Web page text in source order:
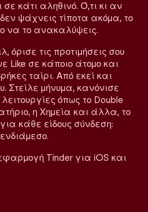
κάτι αληθινό. Ό,τι κι αν
ψάχνεις τίποτα ακόμα, το
να το ανακαλύψεις.
όρισε τις προτιμήσεις σου
Like σε κάποιο άτομο και
ταίρι. Από εκεί και
Στείλε μήνυμα, κανόνισε
όπως το Double
η Χημεία και άλλα, το
κάθε είδους σύνδεση:
Tinder για iOS και